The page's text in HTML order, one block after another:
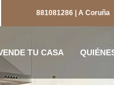
881081286 | A Coruña
TU CASA